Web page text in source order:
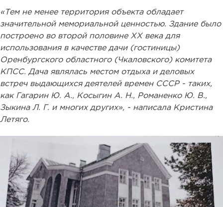
«Тем не менее территория объекта обладает
значительной мемориальной ценностью. Здание было
построено во второй половине ХХ века для
использования в качестве дачи (гостиницы)
Оренбургского областного (Чкаловского) комитета
КПСС. Дача являлась местом отдыха и деловых
встреч выдающихся деятелей времен СССР - таких,
как Гагарин Ю. А., Косыгин А. Н., Романенко Ю. В.,
Зыкина Л. Г. и многих других», - написала Кристина
Летяго.